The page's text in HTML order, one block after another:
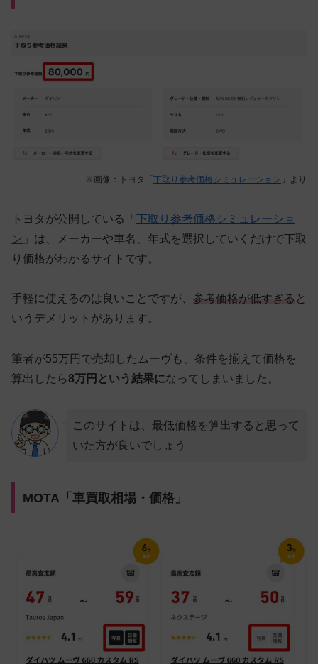
※画像：トヨタ「下取り参考価格シミュレーション 」より
トヨタが公開している「 下取り参考価格シミュレーショ
ン 」は、メーカーや車名、年式を選択していくだけで下取
り価格がわかるサイトです。
手軽に使えるのは良いことですが、 参考価格が低すぎる と
いうデメリットがあります。
筆者が55万円で売却したムーヴも、条件を揃えて価格を
算出したら8万円という結果になってしまいました。
このサイトは、最低価格を算出すると思って
いた方が良いでしょう
MOTA「車買取相場・価格」